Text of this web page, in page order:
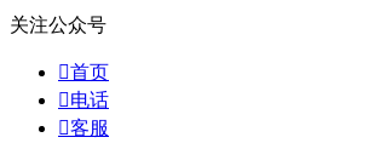
关注公众号
首页
电话
客服